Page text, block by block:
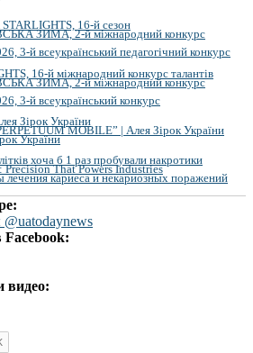
16-й сезон
ЗИМА, 2-й міжнародний конкурс
3-й всеукраїнський педагогічний конкурс
16-й міжнародний конкурс талантів
ЗИМА, 2-й міжнародний конкурс
3-й всеукраїнський конкурс
Зірок України
MOBILE” | Алея Зірок України
України
хоча б 1 раз пробували накротики
That Powers Industries
кариеса и некариозных поражений
видео: